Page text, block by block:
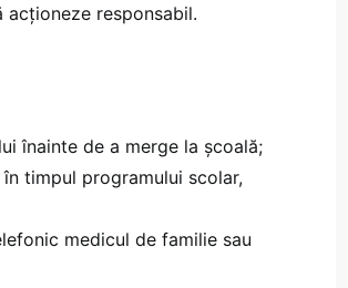
responsabil.
înainte de a merge la şcoală;
timpul programului scolar,
medicul de familie sau